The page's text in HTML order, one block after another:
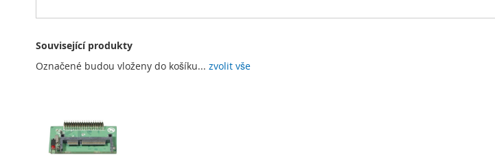
Související produkty
Označené budou vloženy do košíku... zvolit vše